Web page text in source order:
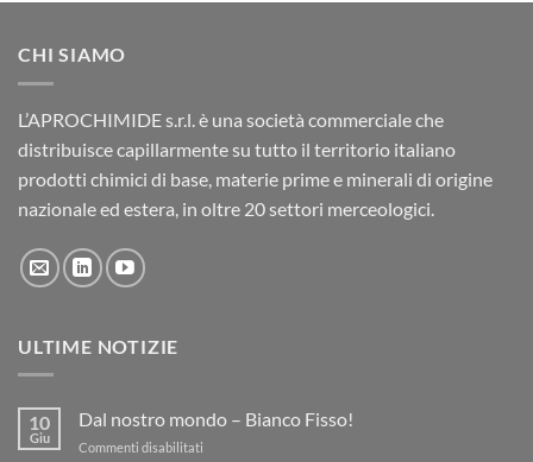
CHI SIAMO
L’APROCHIMIDE s.r.l. è una società commerciale che
distribuisce capillarmente su tutto il territorio italiano
prodotti chimici di base, materie prime e minerali di origine
nazionale ed estera, in oltre 20 settori merceologici.
ULTIME NOTIZIE
10
Giu
Dal nostro mondo – Bianco Fisso!
Commenti disabilitati